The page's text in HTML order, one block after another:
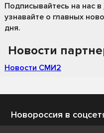
Подписывайтесь на нас в
узнавайте о главных
дня.
Новости
Новости СМИ2
Новороссия в